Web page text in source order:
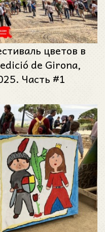
цветов в
de Girona,
Часть #1